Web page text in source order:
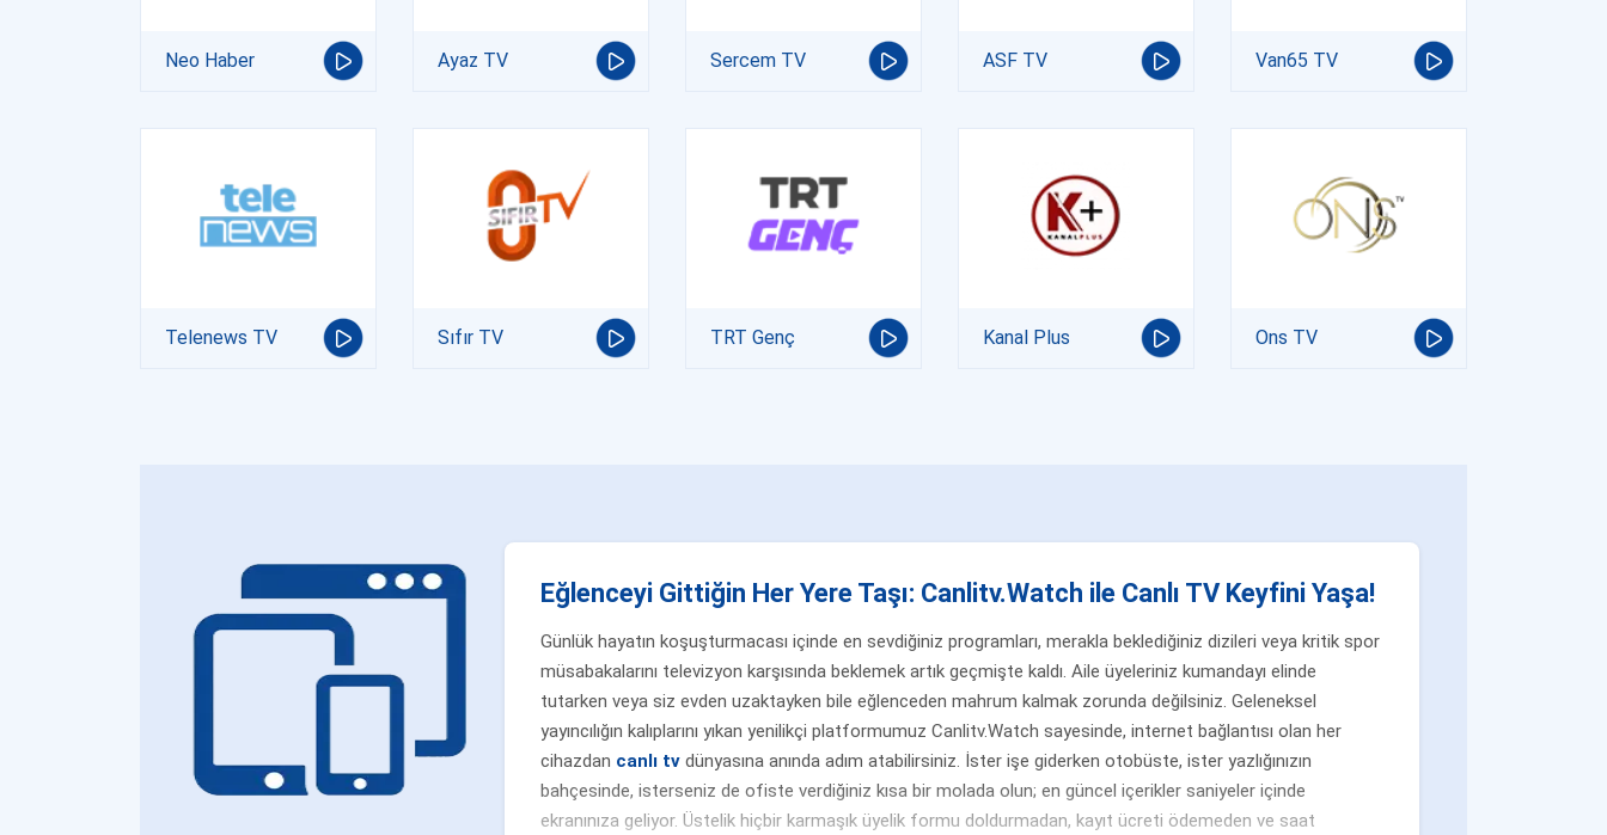
Neo Haber Ayaz TV Sercem TV ASF TV Van65 TV
Telenews TV Sıfır TV TRT Genç Kanal Plus Ons TV
Eğlenceyi Gittiğin Her Yere Taşı: Canlitv.Watch ile Canlı TV Keyfini Yaşa!
Günlük hayatın koşuşturmacası içinde en sevdiğiniz programları, merakla beklediğiniz dizileri veya kritik spor
müsabakalarını televizyon karşısında beklemek artık geçmişte kaldı. Aile üyeleriniz kumandayı elinde
tutarken veya siz evden uzaktayken bile eğlenceden mahrum kalmak zorunda değilsiniz. Geleneksel
yayıncılığın kalıplarını yıkan yenilikçi platformumuz Canlitv.Watch sayesinde, internet bağlantısı olan her
cihazdan canlı tv dünyasına anında adım atabilirsiniz. İster işe giderken otobüste, ister yazlığınızın
bahçesinde, isterseniz de ofiste verdiğiniz kısa bir molada olun; en güncel içerikler saniyeler içinde
ekranınıza geliyor. Üstelik hiçbir karmaşık üyelik formu doldurmadan, kayıt ücreti ödemeden ve saat